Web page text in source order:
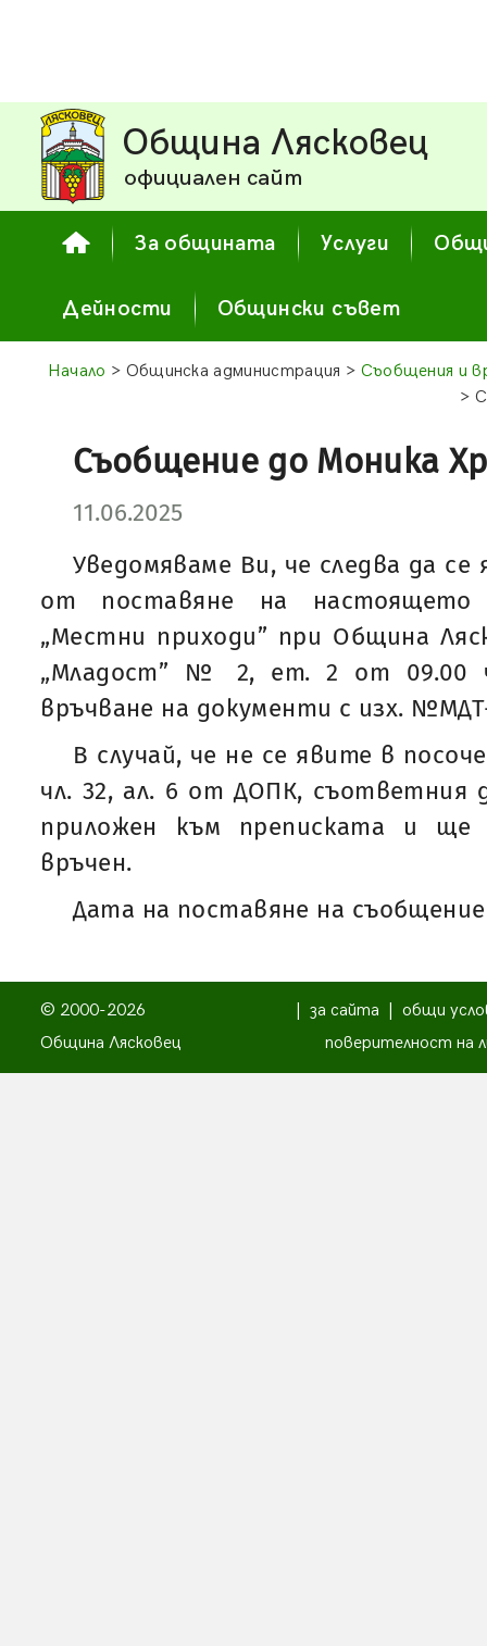
Община Лясковец
официален сайт
За общината Услуги
Дейности Общински съвет
Начало > Общинска администрация > Съобщения и
>
Съобщение до Моника
11.06.2025
Уведомяваме Ви, че следва да
от поставяне на
„Местни приходи” при Община
„Младост” № 2, ет. 2 от 09.00
връчване на документи с изх.
В случай, че не се явите в
чл. 32, ал. 6 от ДОПК,
приложен към преписката и ще
връчен.
Дата на поставяне на
© 2000-2026
Община Лясковец
за сайта
общи
поверителност на